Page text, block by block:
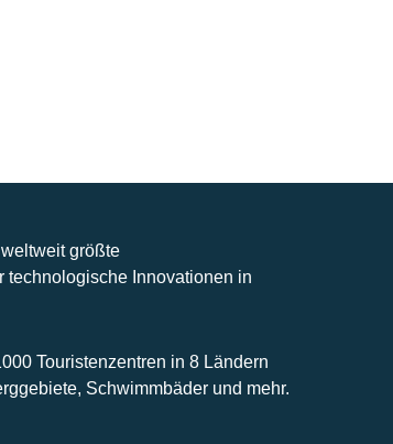
größte
technologische Innovationen in
Touristenzentren in 8 Ländern
Schwimmbäder und mehr.